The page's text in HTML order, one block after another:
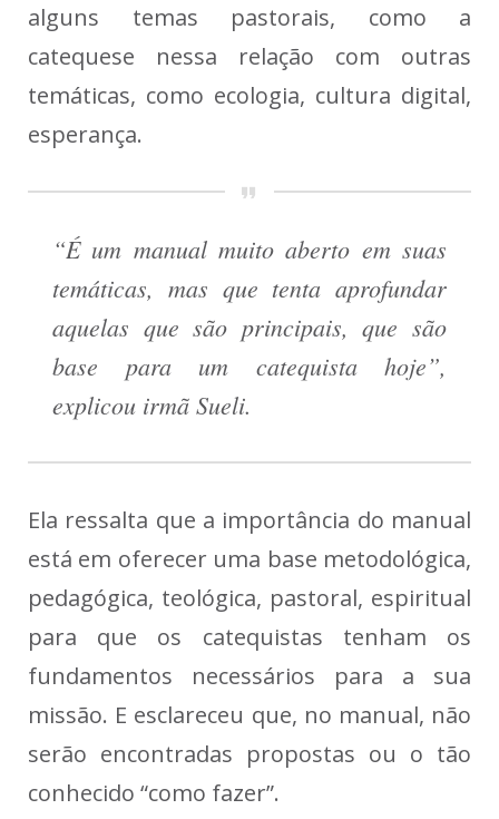
alguns temas pastorais, como a
catequese nessa relação com outras
temáticas, como ecologia, cultura digital,
esperança.
“É um manual muito aberto em suas
temáticas, mas que tenta aprofundar
aquelas que são principais, que são
base para um catequista hoje”,
explicou irmã Sueli.
Ela ressalta que a importância do manual
está em oferecer uma base metodológica,
pedagógica, teológica, pastoral, espiritual
para que os catequistas tenham os
fundamentos necessários para a sua
missão. E esclareceu que, no manual, não
serão encontradas propostas ou o tão
conhecido “como fazer”.